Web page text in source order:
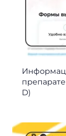
D)